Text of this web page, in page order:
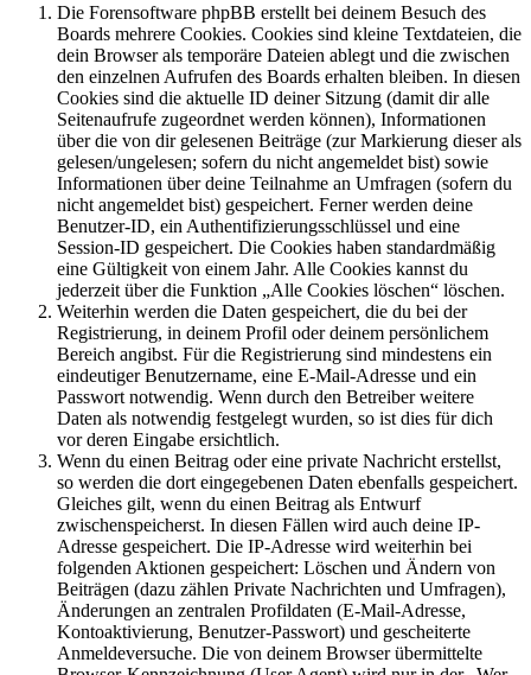
Die Forensoftware phpBB erstellt bei deinem Besuch des
Boards mehrere Cookies. Cookies sind kleine Textdateien, die
dein Browser als temporäre Dateien ablegt und die zwischen
den einzelnen Aufrufen des Boards erhalten bleiben. In diesen
Cookies sind die aktuelle ID deiner Sitzung (damit dir alle
Seitenaufrufe zugeordnet werden können), Informationen
über die von dir gelesenen Beiträge (zur Markierung dieser als
gelesen/ungelesen; sofern du nicht angemeldet bist) sowie
Informationen über deine Teilnahme an Umfragen (sofern du
nicht angemeldet bist) gespeichert. Ferner werden deine
Benutzer-ID, ein Authentifizierungsschlüssel und eine
Session-ID gespeichert. Die Cookies haben standardmäßig
eine Gültigkeit von einem Jahr. Alle Cookies kannst du
jederzeit über die Funktion „Alle Cookies löschen“ löschen.
Weiterhin werden die Daten gespeichert, die du bei der
Registrierung, in deinem Profil oder deinem persönlichem
Bereich angibst. Für die Registrierung sind mindestens ein
eindeutiger Benutzername, eine E-Mail-Adresse und ein
Passwort notwendig. Wenn durch den Betreiber weitere
Daten als notwendig festgelegt wurden, so ist dies für dich
vor deren Eingabe ersichtlich.
Wenn du einen Beitrag oder eine private Nachricht erstellst,
so werden die dort eingegebenen Daten ebenfalls gespeichert.
Gleiches gilt, wenn du einen Beitrag als Entwurf
zwischenspeicherst. In diesen Fällen wird auch deine IP-
Adresse gespeichert. Die IP-Adresse wird weiterhin bei
folgenden Aktionen gespeichert: Löschen und Ändern von
Beiträgen (dazu zählen Private Nachrichten und Umfragen),
Änderungen an zentralen Profildaten (E-Mail-Adresse,
Kontoaktivierung, Benutzer-Passwort) und gescheiterte
Anmeldeversuche. Die von deinem Browser übermittelte